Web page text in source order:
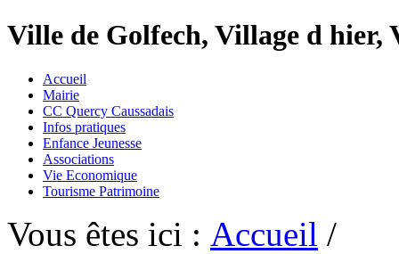
Ville de Golfech, Village d
Accueil
Mairie
CC Quercy Caussadais
Infos pratiques
Enfance Jeunesse
Associations
Vie Economique
Tourisme Patrimoine
Vous êtes ici : Accueil /